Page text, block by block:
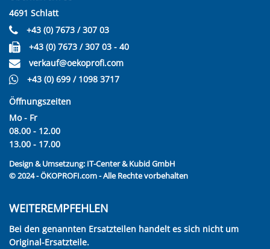
4691 Schlatt
+43 (0) 7673 / 307 03
+43 (0) 7673 / 307 03 - 40
verkauf@oekoprofi.com
+43 (0) 699 / 1098 3717
Öffnungszeiten
Mo - Fr
08.00 - 12.00
13.00 - 17.00
Design & Umsetzung: IT-Center & Kubid GmbH
© 2024 - ÖKOPROFI.com - Alle Rechte vorbehalten
WEITEREMPFEHLEN
Bei den genannten Ersatzteilen handelt es sich nicht um
Original-Ersatzteile.